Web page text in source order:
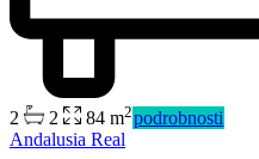
2 2 84 m2podrobnosti
Andalusia Real